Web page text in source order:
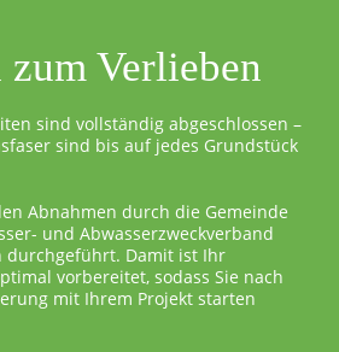
Verlieben
sind vollständig abgeschlossen –
sind bis auf jedes Grundstück
Abnahmen durch die Gemeinde
und Abwasserzweckverband
durchgeführt. Damit ist Ihr
vorbereitet, sodass Sie nach
mit Ihrem Projekt starten